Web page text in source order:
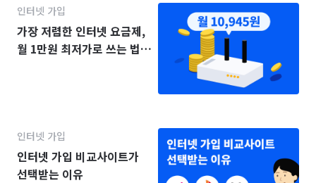
인터넷 가입
가장 저렴한 인터넷 요금제,
월 1만원 최저가로 쓰는 법
인터넷 가입
인터넷 가입 비교사이트가
선택받는 이유